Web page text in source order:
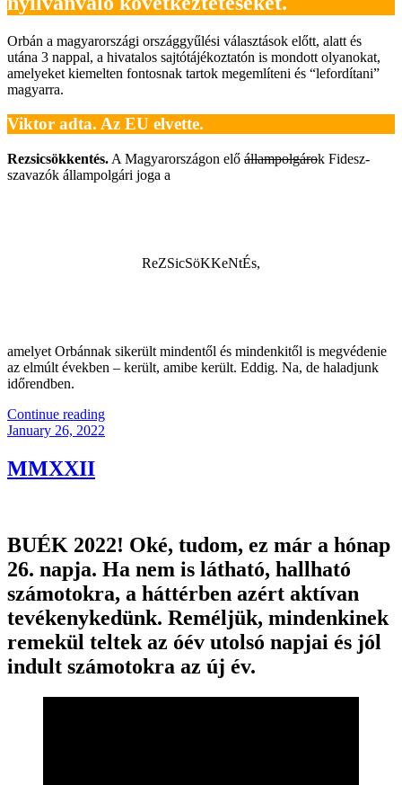
Orbán a magyarországi országgyűlési választások előtt, alatt és
utána 3 nappal, a hivatalos sajtótájékoztatón is mondott olyanokat,
amelyeket kiemelten fontosnak tartok megemlíteni és “lefordítani”
magyarra.
Viktor adta. Az EU elvette.
Rezsicsökkentés. A Magyarországon elő állampolgárok Fidesz-
szavazók állampolgári joga a
ReZSicSöKKeNtÉs,
amelyet Orbánnak sikerült mindentől és mindenkitől is megvédenie
az elmúlt években – került, amibe került. Eddig. Na, de haladjunk
időrendben.
Continue reading“Harc
Posted
January 26, 2022
MMXXII
BUÉK 2022! Oké, tudom, ez már a hónap
26. napja. Ha nem is látható, hallható
számotokra, a háttérben azért aktívan
tevékenykedünk. Reméljük, mindenkinek
remekül teltek az óév utolsó napjai és jól
indult számotokra az új év.